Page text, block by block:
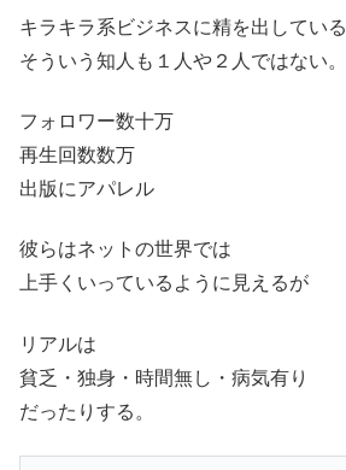
キラキラ系ビジネスに精を出している
そういう知人も１人や２人ではない。
フォロワー数十万
再生回数数万
出版にアパレル
彼らはネットの世界では
上手くいっているように見えるが
リアルは
貧乏・独身・時間無し・病気有り
だったりする。